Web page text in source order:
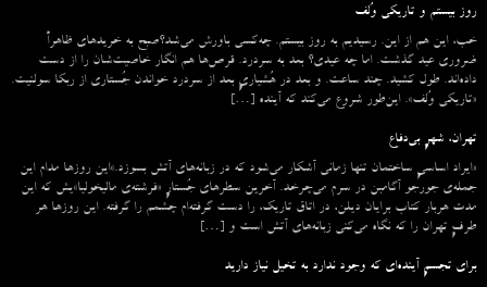
روز بیستم و تاریکی وُلف
خب، این هم از این. رسیدیم به روز بیستم. چه‌کسی باورش می‌شد؟صبح به خریدهای ظاهراً
ضروری عید گذشت. اما چه عیدی؟ بعد به سردرد. قرص‌ها هم انگار خاصیت‌شان را از دست
داده‌اند. طول کشید. چند ساعت. و بعد در هُشیاریِ بعد از سردرد خواندن جُستاری از ربکا سولنیت.
«تاریکی وُلف». این‌طور شروع می‌‌کند که آینده […]
تهران، شهرِ بی‌دفاع
«ایراد اساسیِ ساختمان تنها زمانی آشکار می‌شود که در زبانه‌‌های آتش بسوزد.»این روزها مدام این
جمله‌ی جورجو آگامبن در سرم می‌چرخد. آخرین سطرهای جُستارِ «فرشته‌ی مالیخولیا»یش که این
مدت هربار کتاب برایان دیلن، در اتاق تاریک، را دست گرفته‌ام چشمم را گرفته. این روزها هر
طرفِ تهران را که نگاه می‌کنی زبانه‌های آتش است و […]
برای تجسمِ آینده‌ای که وجود ندارد به تخیل نیاز دارید